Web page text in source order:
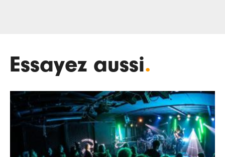
Essayez aussi.